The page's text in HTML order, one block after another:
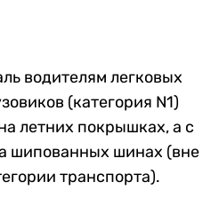
водителям легковых
(категория N1)
летних покрышках, а с
шипованных шинах (вне
транспорта).